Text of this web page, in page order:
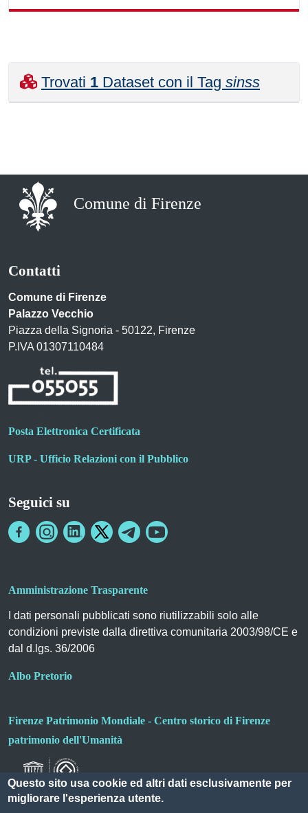
Trovati 1 Dataset con il Tag sinss
Comune di Firenze
Contatti
Comune di Firenze
Palazzo Vecchio
Piazza della Signoria - 50122, Firenze
P.IVA 01307110484
Posta Elettronica Certificata
URP - Ufficio Relazioni con il Pubblico
Seguici su
Amministrazione Trasparente
I dati personali pubblicati sono riutilizzabili solo alle
condizioni previste dalla direttiva comunitaria 2003/98/CE e
dal d.lgs. 36/2006
Albo Pretorio
Firenze Patrimonio Mondiale - Centro storico di Firenze
patrimonio dell'Umanità
Questo sito usa cookie ed altri dati esclusivamente per
migliorare l'esperienza utente.